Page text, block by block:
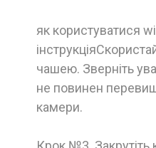
як користуватися
чашею. Зверніть
не повинен
камери.